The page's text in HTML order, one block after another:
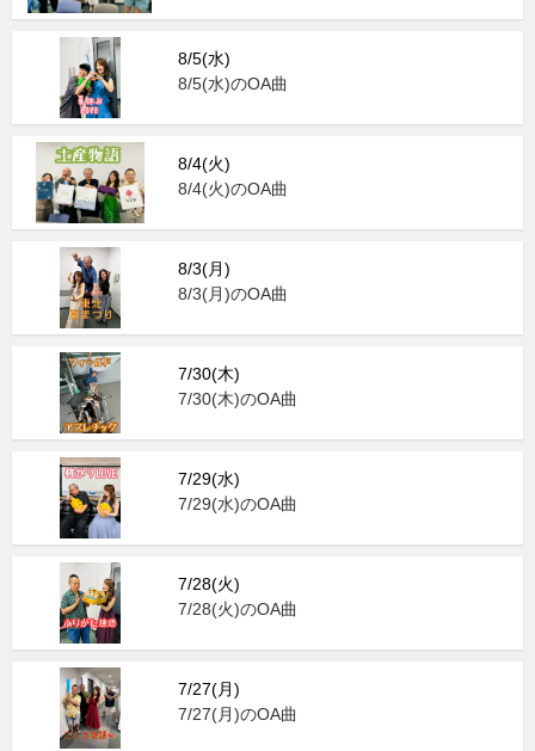
8/5(水)
8/5(水)のOA曲
8/4(火)
8/4(火)のOA曲
8/3(月)
8/3(月)のOA曲
7/30(木)
7/30(木)のOA曲
7/29(水)
7/29(水)のOA曲
7/28(火)
7/28(火)のOA曲
7/27(月)
7/27(月)のOA曲